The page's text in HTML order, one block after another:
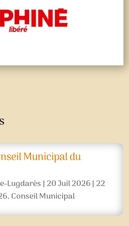
Municipal du
Lugdarès|20 Juil 2026|22
, Conseil Municipal